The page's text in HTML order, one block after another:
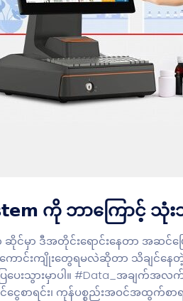
ကို ဘာကြောင့် သုံ
မှာ ဒီအတိုင်းရောင်းနေတာ အဆင်ပြ
င်းကျိုးတွေရမလဲဆိုတာ သိချင်န
ြပေးသွားမှာပါ။ #Data_အချက်
ဝင်ငွေစာရင်း၊ ကုန်ပစ္စည်းအဝင်အ